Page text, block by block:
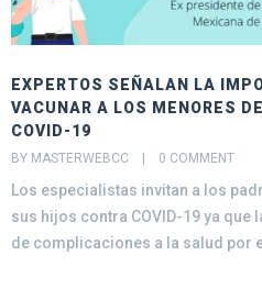
EXPERTOS SEÑALAN LA
VACUNAR A LOS MENORES
COVID-19
BY MASTERWEBCC    | 0 COMMENT
Los especialistas invitan a los
sus hijos contra COVID-19 ya que
de complicaciones a la salud por